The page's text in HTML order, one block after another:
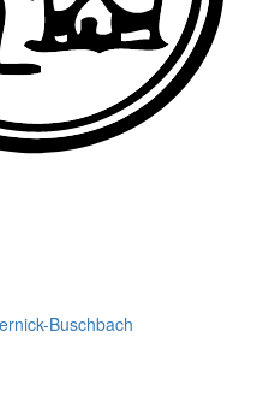
Buschbach